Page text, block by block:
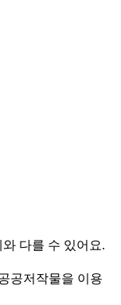
다를 수 있어요.
공저작물을 이용